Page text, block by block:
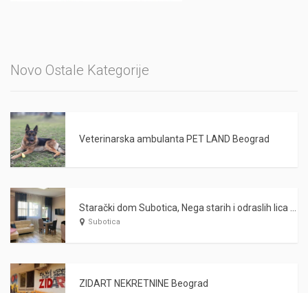
Novo Ostale Kategorije
Veterinarska ambulanta PET LAND Beograd
Subotica
ZIDART NEKRETNINE Beograd